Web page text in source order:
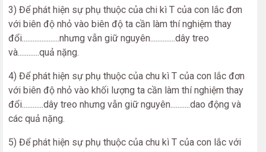
3) Để phát hiện sự phụ thuộc của chi kì T của con lắc đơn
với biên độ nhỏ vào biên độ ta cần làm thí nghiệm thay
đổi.....................nhưng vẫn giữ nguyên..............dây treo
và............quả nặng.
4) Để phát hiện sự phụ thuộc của chu kì T của con lắc đơn
với biên độ nhỏ vào khối lượng ta cần làm thí nghiệm thay
đổi............dây treo nhưng vẫn giữ nguyên...........dao động và
các quả nặng.
5) Để phát hiện sự phụ thuộc của chu kì T của con lắc với